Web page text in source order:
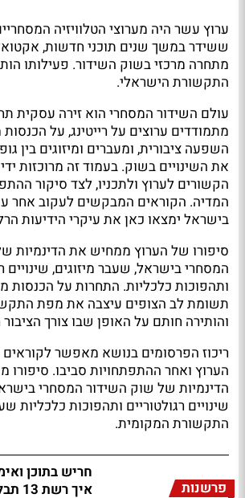
ערוץ עשר היה מערוצי הטלוויזיה
ששידר במשך שנים תוכני חדשות,
מתחרה מרכזי בשוק השידור. פעילותו
התקשורת הישראלי.
עולם השידור המסחרי הוא זירה עסקית
מתמודדים ערוצים על רייטינג, על
השפעה ציבורית, ומעברים ומיזוגים בין
את השינויים בשוק. בעמוד זה מרוכזות
הקשורים לערוץ ולתכניו, לצד סיקור
המדיה. הקוראים המבקשים לעקוב אחר
בישראל ימצאו כאן את עיקרי הידיעות
סיפורו של הערוץ ממחיש את הדינמיות
המסחרי בישראל, שעבר מיזוגים, שינויים
ותהפוכות כלכליות. התחרות על הכנסות
תשומת לב הצופים עיצבה את מפת
והותירה חותם על האופן שבו צורך
ריכוז הפרסומים בנושא מאפשר
הערוץ ואחר ההתפתחויות סביבו.
הדינמיות של שוק השידור המסחרי
שינויים רגולטוריים ותהפוכות כלכליות
התקשורת המקומית.
פרשנות
איך